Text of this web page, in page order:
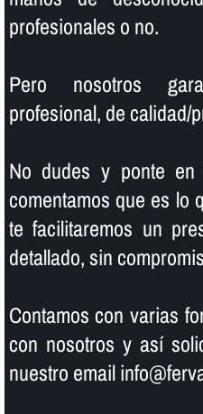
profesionales o no.
Pero nosotros
profesional, de calidad/
No dudes y ponte en
comentamos que es lo
te facilitaremos un
detallado, sin
Contamos con varias
con nosotros y así­
nuestro email